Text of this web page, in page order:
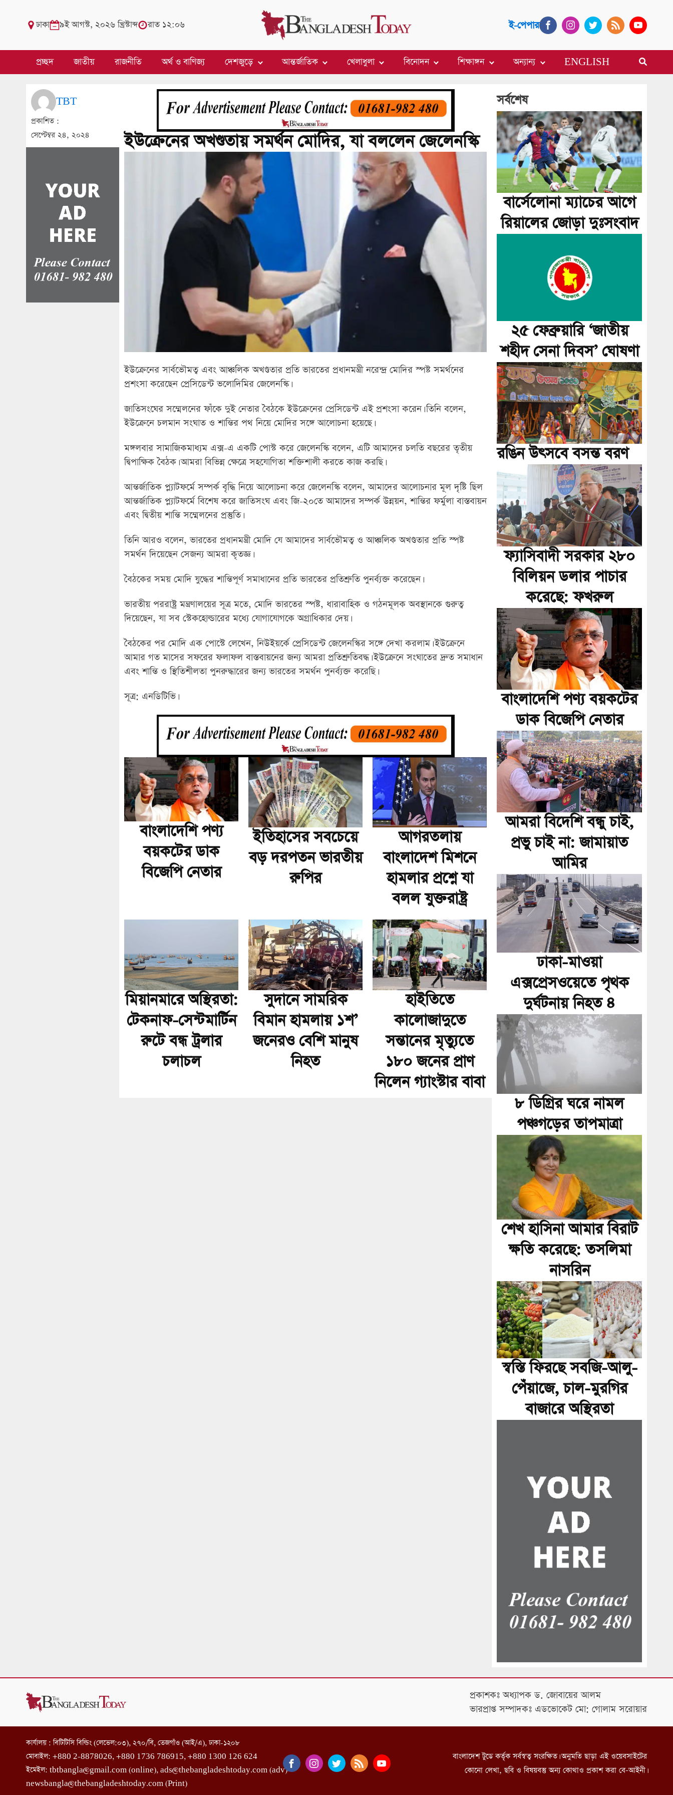
ঢাকা ৯ই আগস্ট, ২০২৬ খ্রিস্টাব্দ রাত ১২:০৬ ই-পেপার
প্রচ্ছদ জাতীয় রাজনীতি অর্থ ও বাণিজ্য দেশজুড়ে আন্তর্জাতিক খেলাধুলা বিনোদন শিক্ষাঙ্গন অন্যান্য ENGLISH
TBT
প্রকাশিত :
সেপ্টেম্বর ২৪, ২০২৪
ইউক্রেনের অখণ্ডতায় সমর্থন মোদির, যা বললেন জেলেনস্কি
ইউক্রেনের সার্বভৌমত্ব এবং আঞ্চলিক অখণ্ডতার প্রতি ভারতের প্রধানমন্ত্রী নরেন্দ্র মোদির স্পষ্ট সমর্থনের
প্রশংসা করেছেন প্রেসিডেন্ট ভলোদিমির জেলেনস্কি।
জাতিসংঘের সম্মেলনের ফাঁকে দুই নেতার বৈঠকে ইউক্রেনের প্রেসিডেন্ট এই প্রশংসা করেন। তিনি বলেন,
ইউক্রেনে চলমান সংঘাত ও শান্তির পথ নিয়ে মোদির সঙ্গে আলোচনা হয়েছে।
মঙ্গলবার সামাজিকমাধ্যম এক্স-এ একটি পোস্ট করে জেলেনস্কি বলেন, এটি আমাদের চলতি বছরের তৃতীয়
দ্বিপাক্ষিক বৈঠক। আমরা বিভিন্ন ক্ষেত্রে সহযোগিতা শক্তিশালী করতে কাজ করছি।
আন্তর্জাতিক প্ল্যাটফর্মে সম্পর্ক বৃদ্ধি নিয়ে আলোচনা করে জেলেনস্কি বলেন, আমাদের আলোচনার মূল দৃষ্টি ছিল
আন্তর্জাতিক প্ল্যাটফর্মে বিশেষ করে জাতিসংঘ এবং জি-২০তে আমাদের সম্পর্ক উন্নয়ন, শান্তির ফর্মুলা বাস্তবায়ন
এবং দ্বিতীয় শান্তি সম্মেলনের প্রস্তুতি।
তিনি আরও বলেন, ভারতের প্রধানমন্ত্রী মোদি যে আমাদের সার্বভৌমত্ব ও আঞ্চলিক অখণ্ডতার প্রতি স্পষ্ট
সমর্থন দিয়েছেন সেজন্য আমরা কৃতজ্ঞ।
বৈঠকের সময় মোদি যুদ্ধের শান্তিপূর্ণ সমাধানের প্রতি ভারতের প্রতিশ্রুতি পুনর্ব্যক্ত করেছেন।
ভারতীয় পররাষ্ট্র মন্ত্রণালয়ের সূত্র মতে, মোদি ভারতের স্পষ্ট, ধারাবাহিক ও গঠনমূলক অবস্থানকে গুরুত্ব
দিয়েছেন, যা সব স্টেকহোল্ডারের মধ্যে যোগাযোগকে অগ্রাধিকার দেয়।
বৈঠকের পর মোদি এক পোস্টে লেখেন, নিউইয়র্কে প্রেসিডেন্ট জেলেনস্কির সঙ্গে দেখা করলাম। ইউক্রেনে
আমার গত মাসের সফরের ফলাফল বাস্তবায়নের জন্য আমরা প্রতিশ্রুতিবদ্ধ। ইউক্রেনে সংঘাতের দ্রুত সমাধান
এবং শান্তি ও স্থিতিশীলতা পুনরুদ্ধারের জন্য ভারতের সমর্থন পুনর্ব্যক্ত করেছি।
সূত্র: এনডিটিভি।
বাংলাদেশি পণ্য
বয়কটের ডাক
বিজেপি নেতার
ইতিহাসের সবচেয়ে
বড় দরপতন ভারতীয়
রুপির
আগরতলায়
বাংলাদেশ মিশনে
হামলার প্রশ্নে যা
বলল যুক্তরাষ্ট্র
মিয়ানমারে অস্থিরতা:
টেকনাফ-সেন্টমার্টিন
রুটে বন্ধ ট্রলার
চলাচল
সুদানে সামরিক
বিমান হামলায় ১শ’
জনেরও বেশি মানুষ
নিহত
হাইতিতে
কালোজাদুতে
সন্তানের মৃত্যুতে
১৮০ জনের প্রাণ
নিলেন গ্যাংস্টার বাবা
সর্বশেষ
বার্সেলোনা ম্যাচের আগে
রিয়ালের জোড়া দুঃসংবাদ
২৫ ফেব্রুয়ারি ‘জাতীয়
শহীদ সেনা দিবস’ ঘোষণা
রঙিন উৎসবে বসন্ত বরণ
ফ্যাসিবাদী সরকার ২৮০
বিলিয়ন ডলার পাচার
করেছে: ফখরুল
বাংলাদেশি পণ্য বয়কটের
ডাক বিজেপি নেতার
আমরা বিদেশি বন্ধু চাই,
প্রভু চাই না: জামায়াত
আমির
ঢাকা-মাওয়া
এক্সপ্রেসওয়েতে পৃথক
দুর্ঘটনায় নিহত ৪
৮ ডিগ্রির ঘরে নামল
পঞ্চগড়ের তাপমাত্রা
শেখ হাসিনা আমার বিরাট
ক্ষতি করেছে: তসলিমা
নাসরিন
স্বস্তি ফিরছে সবজি-আলু-
পেঁয়াজে, চাল-মুরগির
বাজারে অস্থিরতা
প্রকাশকঃ অধ্যাপক ড. জোবায়ের আলম
ভারপ্রাপ্ত সম্পাদকঃ এডভোকেট মো: গোলাম সরোয়ার
কার্যালয় : বিটিটিসি বিল্ডিং (লেভেল:০৩), ২৭০/বি, তেজগাঁও (আই/এ), ঢাকা-১২০৮
মোবাইল: +880 2-8878026, +880 1736 786915, +880 1300 126 624
ইমেইল: tbtbangla@gmail.com (online), ads@thebangladeshtoday.com (adv)
newsbangla@thebangladeshtoday.com (Print)
বাংলাদেশ টুডে কর্তৃক সর্বস্বত্ব সংরক্ষিত। অনুমতি ছাড়া এই ওয়েবসাইটের
কোনো লেখা, ছবি ও বিষয়বস্তু অন্য কোথাও প্রকাশ করা বে-আইনী।